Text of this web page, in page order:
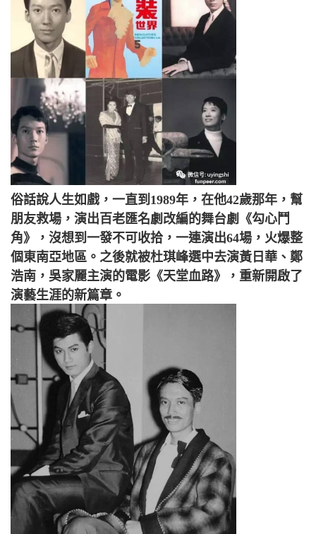
俗話說人生如戲，一直到1989年，在他42歲那年，幫
朋友救場，演出百老匯名劇改編的舞台劇《勾心鬥
角》，沒想到一發不可收拾，一連演出64場，火爆整
個東南亞地區。之後就被杜琪峰選中去演黃日華、鄭
浩南，吳家麗主演的電影《天堂血路》，重新開啟了
演藝生涯的新篇章。